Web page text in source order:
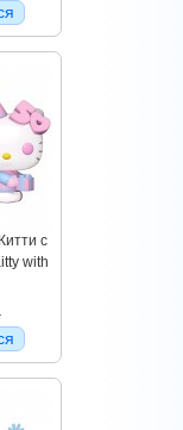
с
with